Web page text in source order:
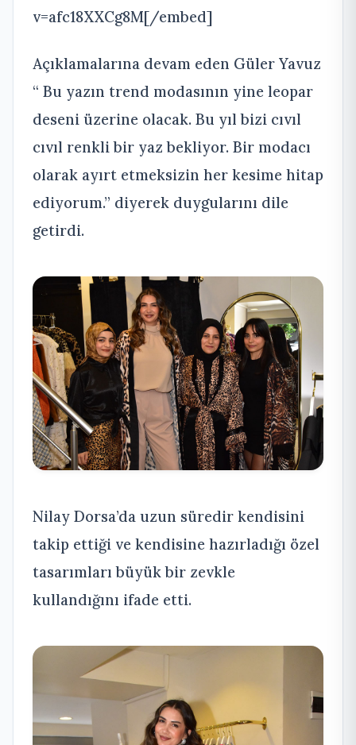
v=afc18XXCg8M[/embed]
Açıklamalarına devam eden Güler Yavuz
“ Bu yazın trend modasının yine leopar
deseni üzerine olacak. Bu yıl bizi cıvıl
cıvıl renkli bir yaz bekliyor. Bir modacı
olarak ayırt etmeksizin her kesime hitap
ediyorum.” diyerek duygularını dile
getirdi.
Nilay Dorsa’da uzun süredir kendisini
takip ettiği ve kendisine hazırladığı özel
tasarımları büyük bir zevkle
kullandığını ifade etti.